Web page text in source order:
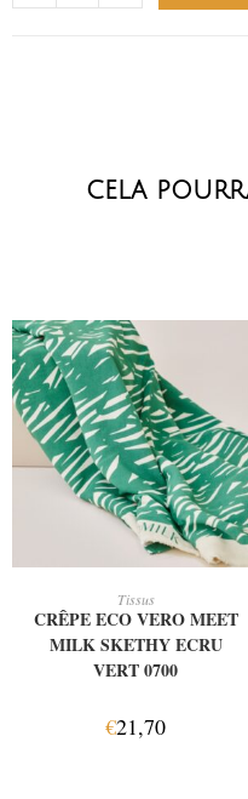
cela
Tissus
CRÊPE ECO VERO MEET
MILK SKETHY ECRU
VERT 0700
€21,70